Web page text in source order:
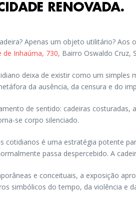
Apenas um objeto utilitário?
de Inhaúma, 730, Bairro Oswaldo Cruz,
deixa de existir como um simples
da ausência, da censura e do
de sentido: cadeiras
se corpo silenciado.
cotidianos é uma estratégia potente
passa despercebido. A
e conceituais, a exposição
simbólicos do tempo, da violência e